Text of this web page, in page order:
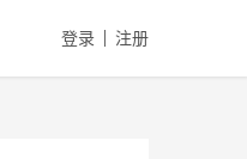
登录 注册